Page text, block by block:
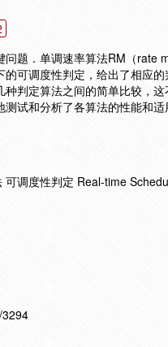
题．单调速率算法RM（rate
可调度性判定，给出了相应
判定算法之间的简单比较，
试和分析了各算法的性能和
调度性判定 Real-time